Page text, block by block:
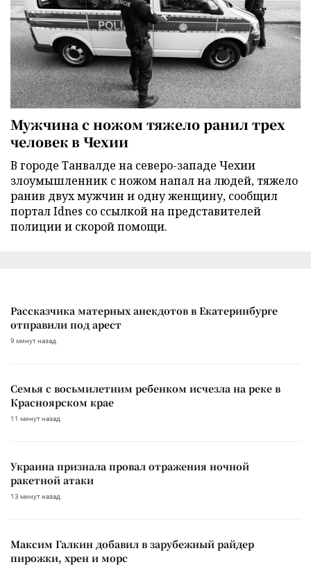
Мужчина с ножом тяжело ранил трех
человек в Чехии
В городе Танвалде на северо-западе Чехии
злоумышленник с ножом напал на людей, тяжело
ранив двух мужчин и одну женщину, сообщил
портал Idnes со ссылкой на представителей
полиции и скорой помощи.
Рассказчика матерных анекдотов в Екатеринбурге
отправили под арест
9 минут назад
Семья с восьмилетним ребенком исчезла на реке в
Красноярском крае
11 минут назад
Украина признала провал отражения ночной
ракетной атаки
13 минут назад
Максим Галкин добавил в зарубежный райдер
пирожки, хрен и морс